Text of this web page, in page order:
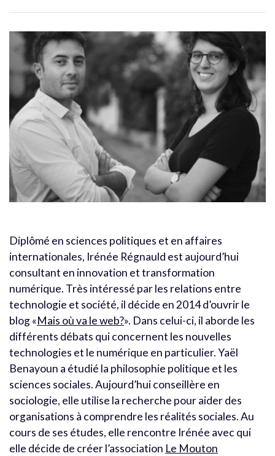
Diplômé en sciences politiques et en affaires
internationales, Irénée Régnauld est aujourd’hui
consultant en innovation et transformation
numérique. Très intéressé par les relations entre
technologie et société, il décide en 2014 d’ouvrir le
blog «Mais où va le web?». Dans celui-ci, il aborde les
différents débats qui concernent les nouvelles
technologies et le numérique en particulier. Yaël
Benayoun a étudié la philosophie politique et les
sciences sociales. Aujourd’hui conseillère en
sociologie, elle utilise la recherche pour aider des
organisations à comprendre les réalités sociales. Au
cours de ses études, elle rencontre Irénée avec qui
elle décide de créer l’association Le Mouton